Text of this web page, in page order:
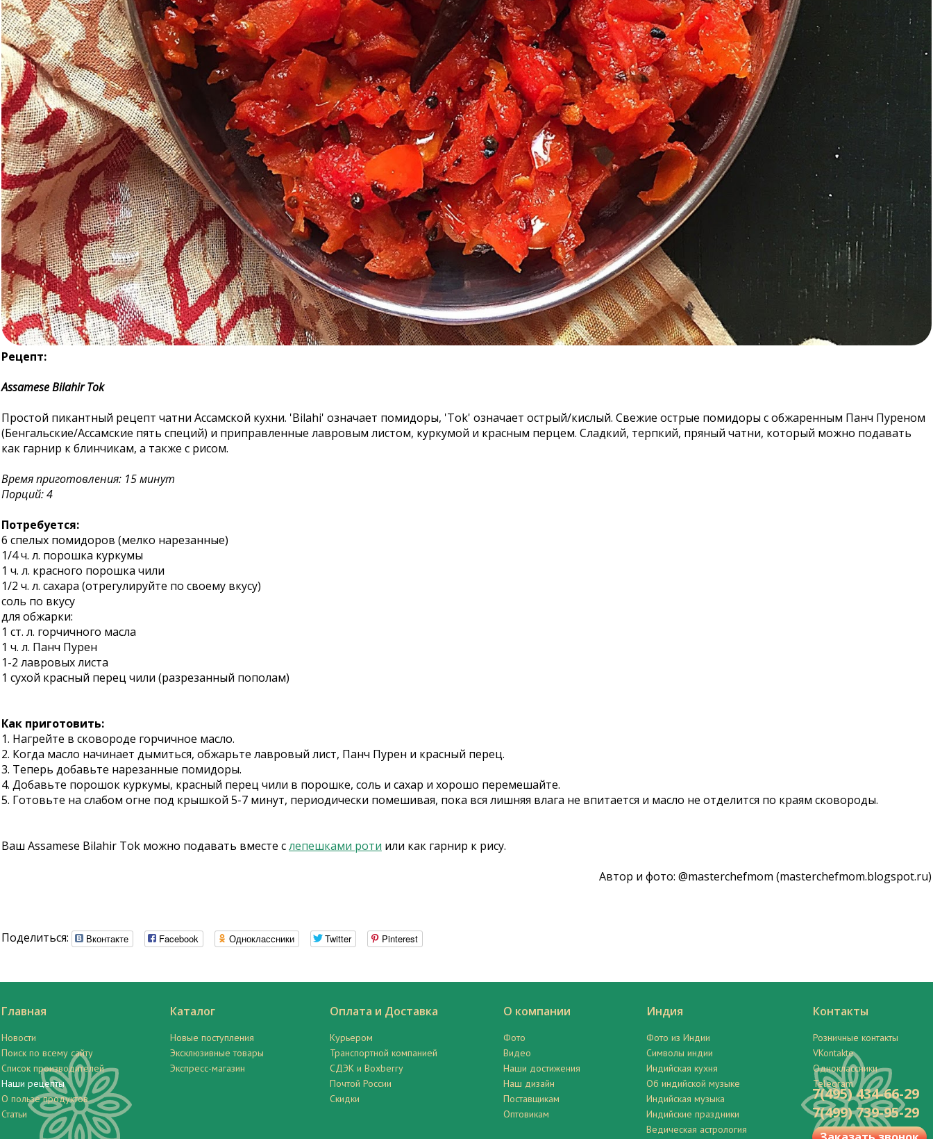
Рецепт:
Assamese Bilahir Tok
Простой пикантный рецепт чатни Ассамской кухни. 'Bilahi' означает помидоры, 'Tok' означает острый/кислый. Свежие острые помидоры с обжаренным Панч Пуреном
(Бенгальские/Ассамские пять специй) и приправленные лавровым листом, куркумой и красным перцем. Сладкий, терпкий, пряный чатни, который можно подавать
как гарнир к блинчикам, а также с рисом.
Время приготовления: 15 минут
Порций: 4
Потребуется:
6 спелых помидоров (мелко нарезанные)
1/4 ч. л. порошка куркумы
1 ч. л. красного порошка чили
1/2 ч. л. сахара (отрегулируйте по своему вкусу)
соль по вкусу
для обжарки:
1 ст. л. горчичного масла
1 ч. л. Панч Пурен
1-2 лавровых листа
1 сухой красный перец чили (разрезанный пополам)
Как приготовить:
1. Нагрейте в сковороде горчичное масло.
2. Когда масло начинает дымиться, обжарьте лавровый лист, Панч Пурен и красный перец.
3. Теперь добавьте нарезанные помидоры.
4. Добавьте порошок куркумы, красный перец чили в порошке, соль и сахар и хорошо перемешайте.
5. Готовьте на слабом огне под крышкой 5-7 минут, периодически помешивая, пока вся лишняя влага не впитается и масло не отделится по краям сковороды.
Ваш Assamese Bilahir Tok можно подавать вместе слепешками роти или как гарнир к рису.
Автор и фото: @masterchefmom (masterchefmom.blogspot.ru)
Поделиться: Вконтакте Facebook Одноклассники Twitter Pinterest
Главная
Новости
Поиск по всему сайту
Список производителей
Наши рецепты
О пользе продуктов
Статьи
Каталог
Новые поступления
Эксклюзивные товары
Экспресс-магазин
Оплата и Доставка
Курьером
Транспортной компанией
СДЭК и Boxberry
Почтой России
Скидки
О компании
Фото
Видео
Наши достижения
Наш дизайн
Поставщикам
Оптовикам
Индия
Фото из Индии
Символы индии
Индийская кухня
Об индийской музыке
Индийская музыка
Индийские праздники
Ведическая астрология
Контакты
Розничные контакты
VKontakte
Одноклассники
Telegram
7(495) 434-66-29
7(499) 739-95-29